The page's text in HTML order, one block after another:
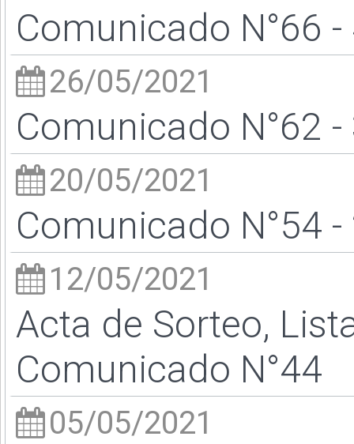
Comunicado N°66
26/05/2021
Comunicado N°62
20/05/2021
Comunicado N°54
12/05/2021
Acta de Sorteo,
Comunicado N°44
05/05/2021